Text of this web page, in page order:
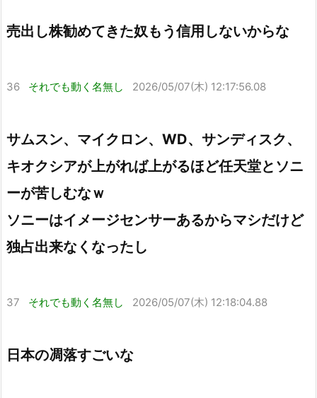
売出し株勧めてきた奴もう信用しないからな
36 それでも動く名無し 2026/05/07(木) 12:17:56.08
サムスン、マイクロン、WD、サンディスク、
キオクシアが上がれば上がるほど任天堂とソニ
ーが苦しむなｗ
ソニーはイメージセンサーあるからマシだけど
独占出来なくなったし
37 それでも動く名無し 2026/05/07(木) 12:18:04.88
日本の凋落すごいな